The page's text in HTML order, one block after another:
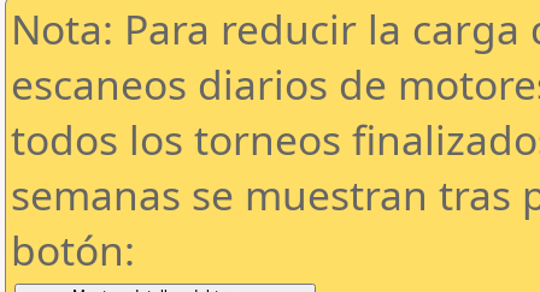
Nota: Para reducir la
escaneos diarios de
todos los torneos
semanas se muestran tras
botón: